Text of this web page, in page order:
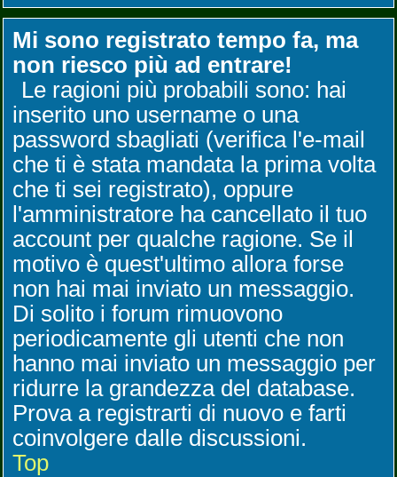
Mi sono registrato tempo fa, ma
non riesco più ad entrare!
Le ragioni più probabili sono: hai
inserito uno username o una
password sbagliati (verifica l'e-mail
che ti è stata mandata la prima volta
che ti sei registrato), oppure
l'amministratore ha cancellato il tuo
account per qualche ragione. Se il
motivo è quest'ultimo allora forse
non hai mai inviato un messaggio.
Di solito i forum rimuovono
periodicamente gli utenti che non
hanno mai inviato un messaggio per
ridurre la grandezza del database.
Prova a registrarti di nuovo e farti
coinvolgere dalle discussioni.
Top